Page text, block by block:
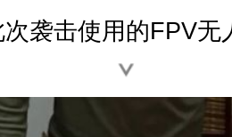
次袭击使用的FPV无